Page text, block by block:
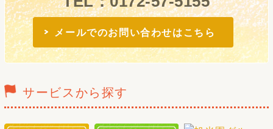
メールでのお問い合わせはこちら
サービスから探す